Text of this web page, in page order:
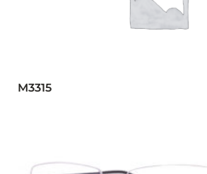
M3315